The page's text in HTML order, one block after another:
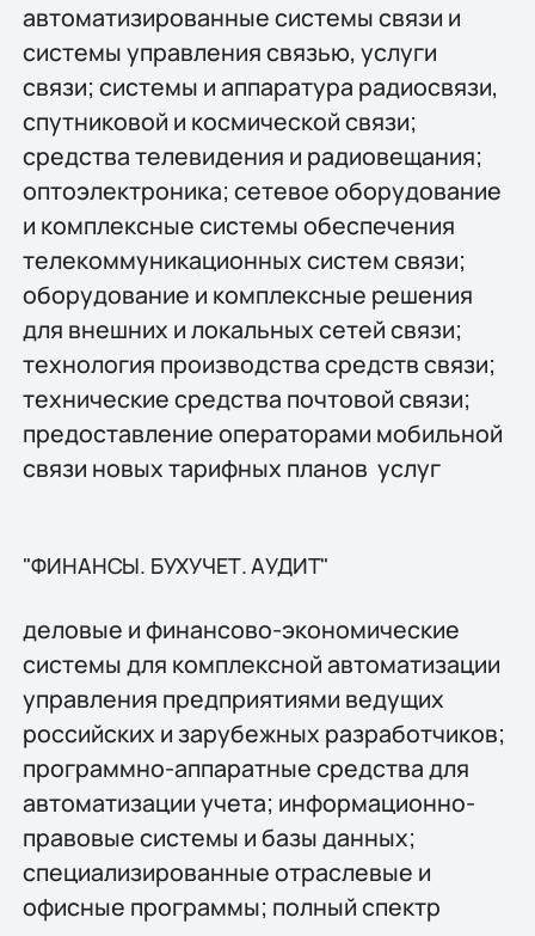
автоматизированные системы связи и
системы управления связью, услуги
связи; системы и аппаратура радиосвязи,
спутниковой и космической связи;
средства телевидения и радиовещания;
оптоэлектроника; сетевое оборудование
и комплексные системы обеспечения
телекоммуникационных систем связи;
оборудование и комплексные решения
для внешних и локальных сетей связи;
технология производства средств связи;
технические средства почтовой связи;
предоставление операторами мобильной
связи новых тарифных планов услуг
"ФИНАНСЫ. БУХУЧЕТ. АУДИТ"
деловые и финансово-экономические
системы для комплексной автоматизации
управления предприятиями ведущих
российских и зарубежных разработчиков;
программно-аппаратные средства для
автоматизации учета; информационно-
правовые системы и базы данных;
специализированные отраслевые и
офисные программы; полный спектр